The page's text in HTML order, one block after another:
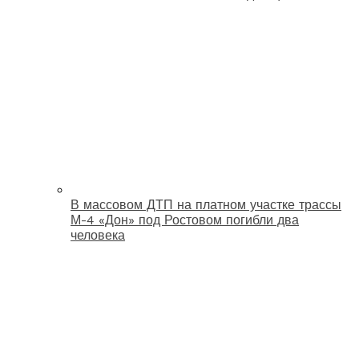
В массовом ДТП на платном участке трассы
М-4 «Дон» под Ростовом погибли два
человека